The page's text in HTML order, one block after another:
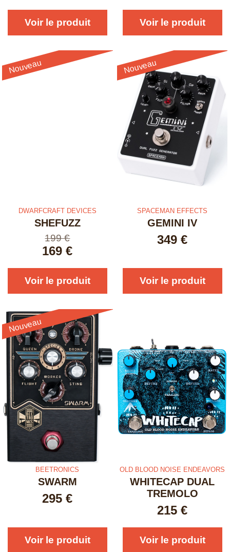
Voir le produit Voir le produit
Nouveau
DWARFCRAFT DEVICES
SHEFUZZ
199 €
169 €
Voir le produit
Nouveau
SPACEMAN EFFECTS
GEMINI IV
349 €
Voir le produit
Nouveau
BEETRONICS
SWARM
295 €
Voir le produit
OLD BLOOD NOISE ENDEAVORS
WHITECAP DUAL
TREMOLO
215 €
Voir le produit